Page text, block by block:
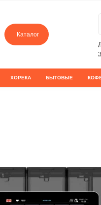
Каталог
ХОРЕКА БЫТОВЫЕ